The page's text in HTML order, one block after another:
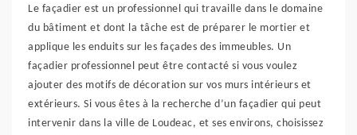
Le façadier est un professionnel qui travaille dans le domaine
du bâtiment et dont la tâche est de préparer le mortier et
applique les enduits sur les façades des immeubles. Un
façadier professionnel peut être contacté si vous voulez
ajouter des motifs de décoration sur vos murs intérieurs et
extérieurs. Si vous êtes à la recherche d’un façadier qui peut
intervenir dans la ville de Loudeac, et ses environs, choisissez